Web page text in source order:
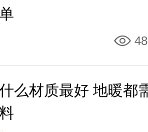
么材质最好 地暖都